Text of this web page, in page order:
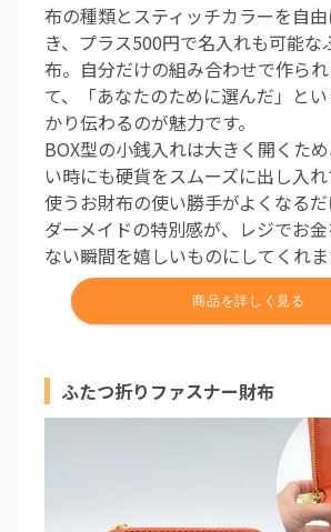
布の種類とスティッチカラーを自
き、プラス500円で名入れも可能な
布。自分だけの組み合わせで作ら
て、「あなたのために選んだ」と
かり伝わるのが魅力です。
BOX型の小銭入れは大きく開くた
い時にも硬貨をスムーズに出し入
使うお財布の使い勝手がよくなる
ダーメイドの特別感が、レジでお
ない瞬間を嬉しいものにしてくれま
ふたつ折りファスナー財布